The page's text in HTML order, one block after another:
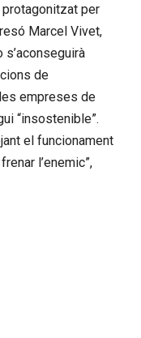
protagonitzat per
Marcel Vivet,
de
empreses de
“insostenible”.
el funcionament
l’enemic”,